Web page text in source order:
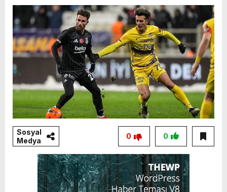
Sosyal
Medya
0
0